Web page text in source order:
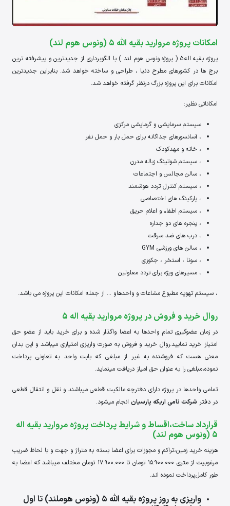
امکانات پروژه مروارید بقیه الله 5 (ونوس هوم لند)
پروژه بقیه اله ۵ ( پروژه ونوس هوم لند ) با الگوبرداری از جدیدترین و پیشرفته ترین
برج ها در کشورهای مطرح دنیا ، طراحی و ساخته خواهد شد. بنابراین جدیدترین
امکانات برای این پروژه بزرگ درنظر گرفته خواهد شد.
امکاناتی نظیر:
سیستم سرمایشی و گرمایشی مرکزی
، آسانسورهای جداگانه برای حمل بار و حمل نفر
، خانه و مهدکودک
، سیستم شوتینگ زباله مدرن
، سالن مجالس و اجتماعات
، سیستم کنترل تردد هوشمند
، پارکینگ های اختصاصی
، سیستم اطفاء و اعلام حریق
، پنجره های دو جداره
، درب های ضد سرقت
، سالن های ورزشی GYM
، سونا ، استخر ، جکوزی
، مسیرهای ویژه برای تردد معلولین
، سیستم تهویه مطبوع مشاعات و واحدها و … از جمله امکانات این پروژه می باشد.
روال خرید و فروش در پروژه مروارید بقیه اله 5
در زمان عضوگیری تمام واحدها به اعضا واگذار شده و برای خرید باید از عضو حق
امتیاز خرید نمایید.روال خرید و فروش به صورت واریزی امتیازی میباشد و این بدان
معنی هست که فروشنده به غیر از مبلغی که بابت واحد به تعاونی پرداخت
نموده،مبلغی را به عنوان حق امیاز دریافت مینماید.
تمامی واحدها در پروژه دارای دفترچه مالکیت قطعی میباشند و نقل و انتقال قطعی
در دفتر شرکت نامی اریکه پارسیان انجام میشود.
قرارداد ساخت،اقساط و شرایط پرداخت پروژه مروارید بقیه اله
5 (ونوس هوم لند)
هزینه خرید زمین،تراکم و مجوزات برای اعضا بسته به متراژ و جهت و با لحاظ ضریب
مرغوبیت از متری 15.900.000 تومان تا 17.900.000 تومان مختلف میباشد که اعضا به
طور کامل پرداخت نموده اند.
واریزی به روز پروژه بقیه الله 5 (ونوس هوملند) تا اول